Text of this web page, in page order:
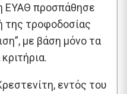
ΕΥΑΘ προσπάθησε
της τροφοδοσίας
με βάση μόνο τα
εντός του